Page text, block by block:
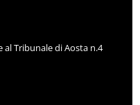
al Tribunale di Aosta n.4